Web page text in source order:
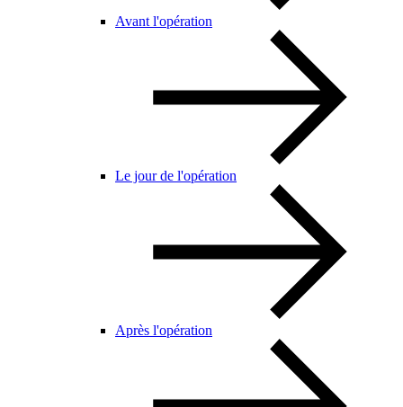
Avant l'opération
Le jour de l'opération
Après l'opération